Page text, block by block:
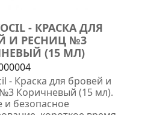
- КРАСКА ДЛЯ
И РЕСНИЦ №3
(15 МЛ)
- Краска для бровей и
Коричневый (15 мл).
и безопасное